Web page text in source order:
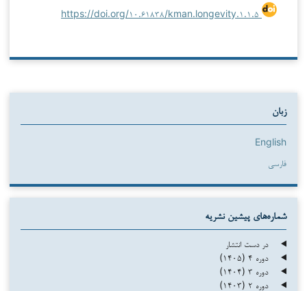
https://doi.org/۱۰.۶۱۸۳۸/kman.longevity.۱.۱.۵
زبان
English
فارسی
شماره‌های پیشین نشریه
در دست انتشار
دوره ۴ (۱۴۰۵)
دوره ۳ (۱۴۰۴)
دوره ۲ (۱۴۰۳)